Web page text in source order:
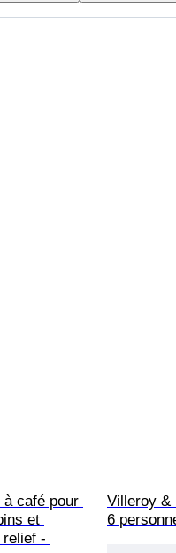
à café pour
et
relief -
Villeroy &
6